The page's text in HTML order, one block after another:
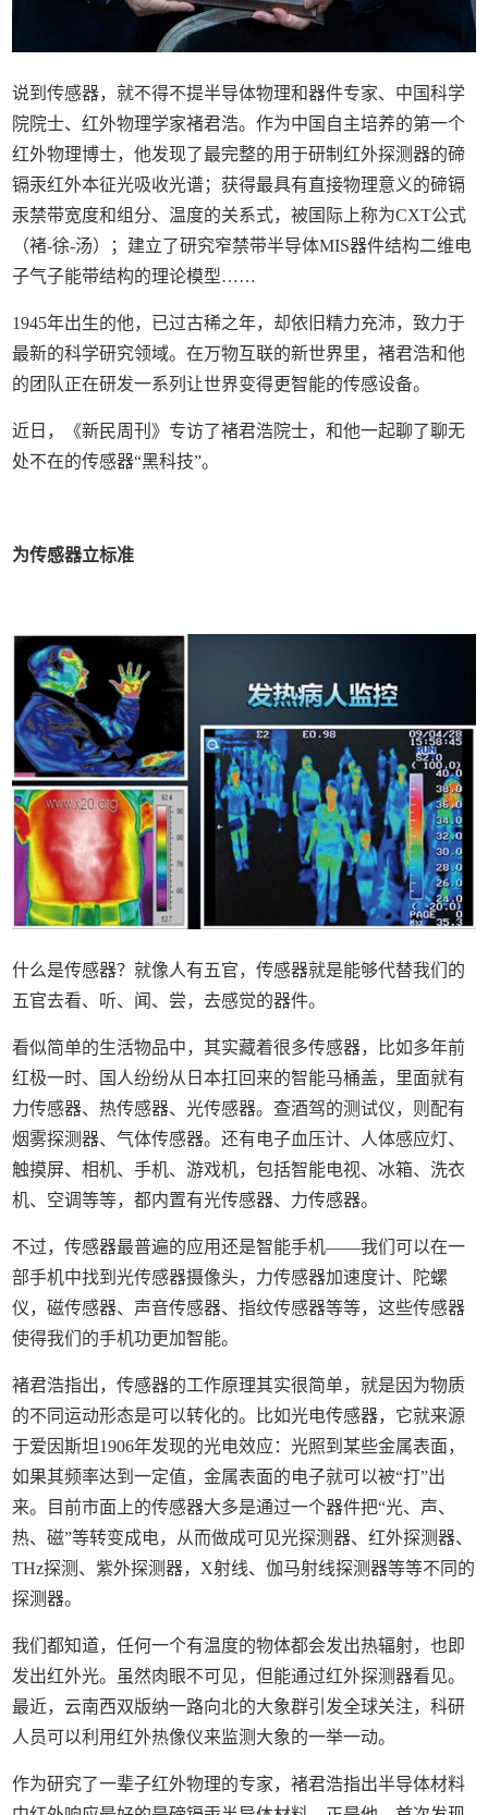
说到传感器，就不得不提半导体物理和器件专家、中国科学
院院士、红外物理学家褚君浩。作为中国自主培养的第一个
红外物理博士，他发现了最完整的用于研制红外探测器的碲
镉汞红外本征光吸收光谱；获得最具有直接物理意义的碲镉
汞禁带宽度和组分、温度的关系式，被国际上称为CXT公式
（褚-徐-汤）；建立了研究窄禁带半导体MIS器件结构二维电
子气子能带结构的理论模型……
1945年出生的他，已过古稀之年，却依旧精力充沛，致力于
最新的科学研究领域。在万物互联的新世界里，褚君浩和他
的团队正在研发一系列让世界变得更智能的传感设备。
近日，《新民周刊》专访了褚君浩院士，和他一起聊了聊无
处不在的传感器“黑科技”。
为传感器立标准
什么是传感器？就像人有五官，传感器就是能够代替我们的
五官去看、听、闻、尝，去感觉的器件。
看似简单的生活物品中，其实藏着很多传感器，比如多年前
红极一时、国人纷纷从日本扛回来的智能马桶盖，里面就有
力传感器、热传感器、光传感器。查酒驾的测试仪，则配有
烟雾探测器、气体传感器。还有电子血压计、人体感应灯、
触摸屏、相机、手机、游戏机，包括智能电视、冰箱、洗衣
机、空调等等，都内置有光传感器、力传感器。
不过，传感器最普遍的应用还是智能手机——我们可以在一
部手机中找到光传感器摄像头，力传感器加速度计、陀螺
仪，磁传感器、声音传感器、指纹传感器等等，这些传感器
使得我们的手机功更加智能。
褚君浩指出，传感器的工作原理其实很简单，就是因为物质
的不同运动形态是可以转化的。比如光电传感器，它就来源
于爱因斯坦1906年发现的光电效应：光照到某些金属表面，
如果其频率达到一定值，金属表面的电子就可以被“打”出
来。目前市面上的传感器大多是通过一个器件把“光、声、
热、磁”等转变成电，从而做成可见光探测器、红外探测器、
THz探测、紫外探测器，X射线、伽马射线探测器等等不同的
探测器。
我们都知道，任何一个有温度的物体都会发出热辐射，也即
发出红外光。虽然肉眼不可见，但能通过红外探测器看见。
最近，云南西双版纳一路向北的大象群引发全球关注，科研
人员可以利用红外热像仪来监测大象的一举一动。
作为研究了一辈子红外物理的专家，褚君浩指出半导体材料